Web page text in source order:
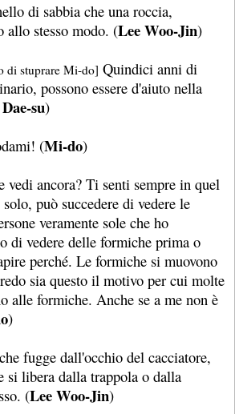
di sabbia che una roccia,
allo stesso modo. (Lee Woo-Jin)
di stuprare Mi-do] Quindici anni di
possono essere d'aiuto nella
su)
(Mi-do)
vedi ancora? Ti senti sempre in quel
può succedere di vedere le
veramente sole che ho
di vedere delle formiche prima o
perché. Le formiche si muovono
sia questo il motivo per cui molte
alle formiche. Anche se a me non è
)
fugge dall'occhio del cacciatore,
si libera dalla trappola o dalla
(Lee Woo-Jin)